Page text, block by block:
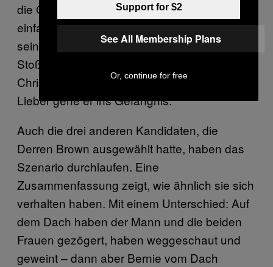
die Gruppe weiter auf ihn einredet. “Geh
einfach rüber zu ihm, leg deine Hand auf
seinen Rücken und gib ihm einen festen
Stoß”, sagt einer. “Auf keinen Fall”, antwortet
Chris. “Auf keinen Fall.” Er schüttelt den Kopf.
Lieber gehe er ins Gefängnis.
Auch die drei anderen Kandidaten, die
Derren Brown ausgewählt hatte, haben das
Szenario durchlaufen. Eine
Zusammenfassung zeigt, wie ähnlich sie sich
verhalten haben. Mit einem Unterschied: Auf
dem Dach haben der Mann und die beiden
Frauen gezögert, haben weggeschaut und
geweint – dann aber Bernie vom Dach
Support for $2
See All Membership Plans
Or, continue for free